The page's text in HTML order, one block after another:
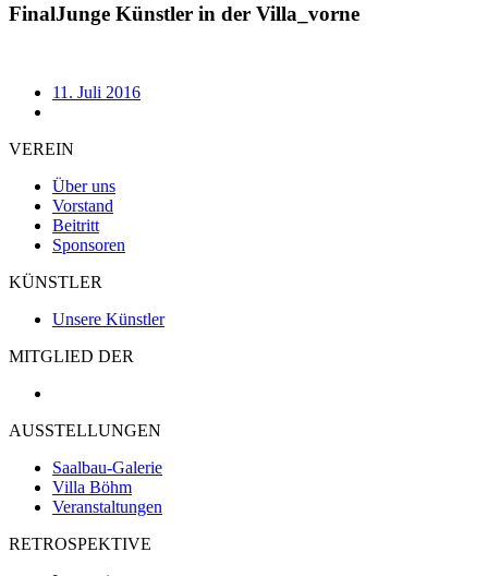
FinalJunge Künstler in der Villa_vorne
11. Juli 2016
VEREIN
Über uns
Vorstand
Beitritt
Sponsoren
KÜNSTLER
Unsere Künstler
MITGLIED DER
AUSSTELLUNGEN
Saalbau-Galerie
Villa Böhm
Veranstaltungen
RETROSPEKTIVE